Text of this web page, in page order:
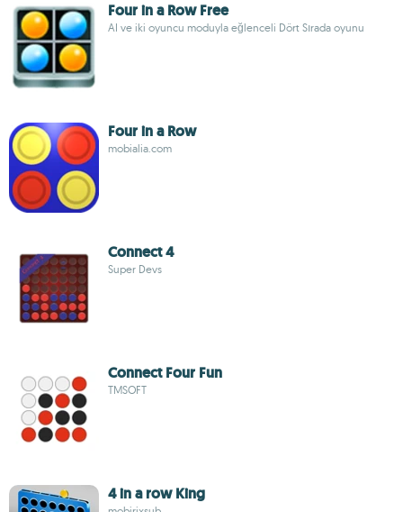
Four in a Row Free
AI ve iki oyuncu moduyla eğlenceli Dört Sırada oyunu
Four in a Row
mobialia.com
Connect 4
Super Devs
Connect Four Fun
TMSOFT
4 in a row King